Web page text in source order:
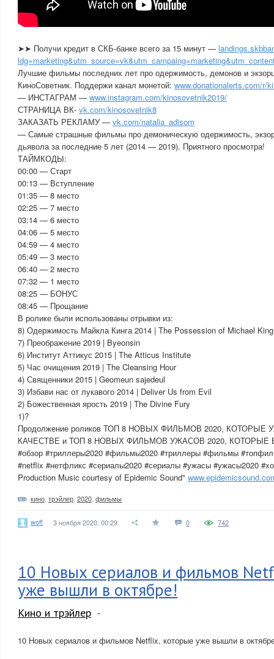
➤➤ Получи кредит в СКБ-банке всего за 15 минут —
Лучшие фильмы последних лет про одержимость, демонов и
КиноСоветник. Поддержи канал монетой: www.donationalerts.com/r/
— ИНСТАГРАМ — www.instagram.com/kinosovetnik2019/
СТРАНИЦА ВК- vk.com/kinosovetnik8
ЗАКАЗАТЬ РЕКЛАМУ — vk.com/natalia_adisom
— Самые страшные фильмы про демоническую одержимость,
дьявола за последние 5 лет (2014 — 2019). Приятного просмотра!
ТАЙМКОДЫ:
00:00 — Старт
00:13 — Вступление
01:35 — 8 место
02:25 — 7 место
03:14 — 6 место
04:06 — 5 место
04:59 — 4 место
05:49 — 3 место
06:40 — 2 место
07:32 — 1 место
08:25 — БОНУС
08:45 — Прощание
В ролике были использованы отрывки из:
8) Одержимость Майкла Кинга 2014 | The Possession of Michael King
7) Преображение 2019 | Byeonsin
6) Институт Аттикус 2015 | The Atticus Institute
5) Час очищения 2019 | The Cleansing Hour
4) Священники 2015 | Geomeun sajedeul
3) Избави нас от лукавого 2014 | Deliver Us from Evil
2) Божественная ярость 2019 | The Divine Fury
1)?
Продолжение роликов ТОП 8 НОВЫХ ФИЛЬМОВ 2020,
КАЧЕСТВЕ и ТОП 8 НОВЫХ ФИЛЬМОВ УЖАСОВ 2020,
#обзор #триллеры2020 #фильмы2020 #триллеры #фильмы
#netflix #нетфликс #сериалы2020 #сериалы #ужасы #ужасы2020
Production Music courtesy of Epidemic Sound"
кино трэйлер 2020 фильмы
woff 3 ноября 2020, 00:29 0 742
10 Новых сериалов и фильмов
уже вышли в октябре!
Кино и трэйлер
10 Новых сериалов и фильмов Netflix, которые уже вышли в